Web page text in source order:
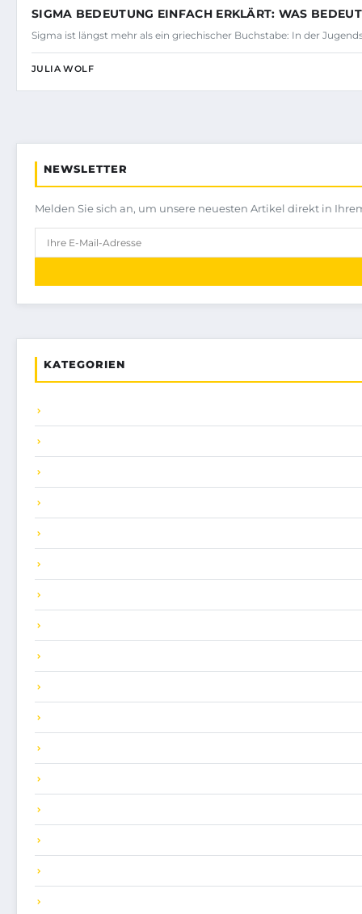
SIGMA BEDEUTUNG EINFACH ERKLÄRT: WAS
Sigma ist längst mehr als ein griechischer Buchstabe: In der
JULIA WOLF
NEWSLETTER
Melden Sie sich an, um unsere neuesten Artikel direkt in
KATEGORIEN